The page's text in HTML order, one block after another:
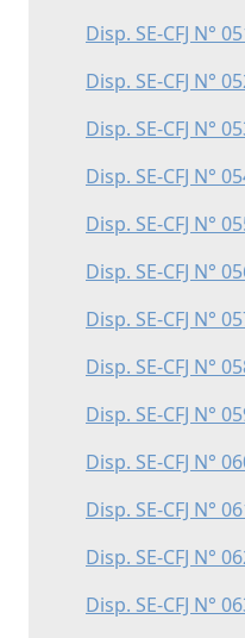
Disp. SE-CFJ N°
Disp. SE-CFJ N°
Disp. SE-CFJ N°
Disp. SE-CFJ N°
Disp. SE-CFJ N°
Disp. SE-CFJ N°
Disp. SE-CFJ N°
Disp. SE-CFJ N°
Disp. SE-CFJ N°
Disp. SE-CFJ N°
Disp. SE-CFJ N°
Disp. SE-CFJ N°
Disp. SE-CFJ N°